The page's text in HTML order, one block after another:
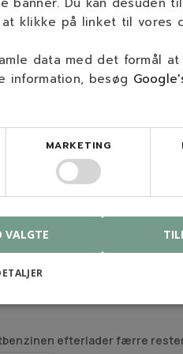
benzin tilsat totaktsolie fra
røgudvikling.
Her er det vigtigt at
til benzin til 4-
efterlader færre
klikke på linket til vores
data med det formål
information, besøg
MARKETING
VALGTE